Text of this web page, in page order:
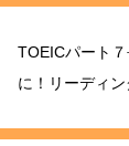
TOEICパート
に！リーディ